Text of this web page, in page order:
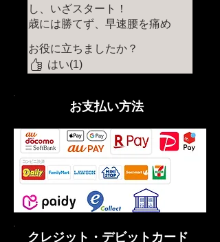
し、いざスタート！
歳には勝てず、早速腰を痛め
堆肥を混ぜて耕運・畝たてま
であっという間に終了
消耗が早いので、もう１台予
備バッテリーがいるか
も・・・
時間・体力・コストを考えれ
ば十分すぎる活躍をする製
品 オススメです
お役に立ちましたか？
はい(1)
​お支払い方法
クレジット・デビットカード